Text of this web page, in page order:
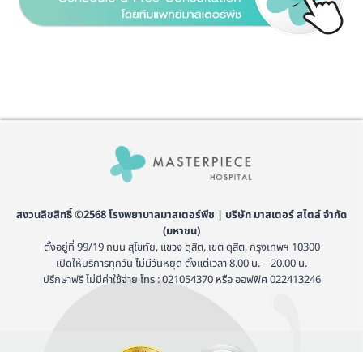
สงวนลิขสิทธิ์ ©2568 โรงพยาบาลมาสเตอร์พีช | บริษัท มาสเตอร์ สไตล์ จำกัด
(มหาชน)
ตั้งอยู่ที่ 99/19 ถนน สุโขทัย, แขวง ดุสิต, เขต ดุสิต, กรุงเทพฯ 10300
เปิดให้บริการทุกวัน ไม่มีวันหยุด ตั้งแต่เวลา 8.00 น. – 20.00 น.
ปรึกษาฟรี ไม่มีค่าใช้จ่าย โทร : 021054370 หรือ ออฟฟิศ 022413246